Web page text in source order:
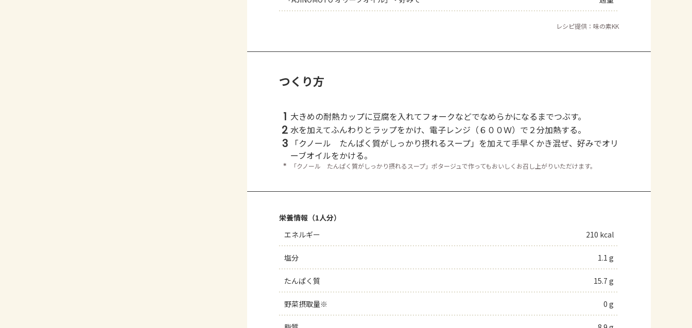
レシピ提供：味の素KK
つくり方
1 大きめの耐熱カップに豆腐を入れてフォークなどでなめらかになるまでつぶす。
2 水を加えてふんわりとラップをかけ、電子レンジ（６００Ｗ）で２分加熱する。
3
「クノール たんぱく質がしっかり摂れるスープ」を加えて手早くかき混ぜ、好みでオリ
ーブオイルをかける。
＊ 「クノール たんぱく質がしっかり摂れるスープ」ポタージュで作ってもおいしくお召し上がりいただけます。
栄養情報（1人分）
エネルギー
210 kcal
塩分 1.1 g
たんぱく質 15.7 g
野菜摂取量※ 0 g